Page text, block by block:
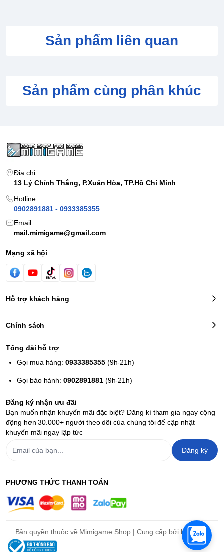
Sở hữu 4 gói Booster Pack:Chứa sẵn 4 gói bài mở rộng
Tặng kèm thẻ mã Code trực tuyến:
Đi kèm 1 thẻ Code
dùng để mở khóa các thẻ bài Promo và gói vật phẩm tương
vừa thích hợp để trưng bày trên bàn học hay kệ sách.
Sản phẩm liên quan
Sản phẩm cùng phân khúc
Địa chỉ
13 Lý Chính Thắng, P.Xuân Hòa, TP.Hồ Chí Minh
Hotline
0902891881 - 0933385355
Email
mail.mimigame@gmail.com
Mạng xã hội
Hỗ trợ khách hàng
Chính sách
Tổng đài hỗ trợ
Gọi mua hàng:0933385355(9h-21h)
Gọi bảo hành:0902891881(9h-21h)
Đăng ký nhận ưu đãi
Bạn muốn nhận khuyến mãi đặc biệt? Đăng kí tham gia ngay cộng
động hơn 30.000+ người theo dõi của chúng tôi để cập nhật
khuyến mãi ngay lập tức
Đăng ký
PHƯƠNG THỨC THANH TOÁN
Bản quyền thuộc về Mimigame Shop | Cung cấp bởi Haravan